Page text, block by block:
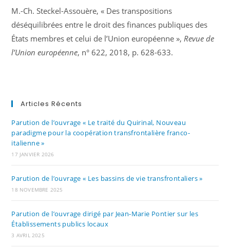
M.-Ch. Steckel-Assouère, « Des transpositions
déséquilibrées entre le droit des finances publiques des
États membres et celui de l’Union européenne »,Revue de
l’Union européenne, n° 622, 2018, p. 628-633.
Articles Récents
Parution de l’ouvrage « Le traité du Quirinal, Nouveau
paradigme pour la coopération transfrontalière franco-
italienne »
17 JANVIER 2026
Parution de l’ouvrage « Les bassins de vie transfrontaliers »
18 NOVEMBRE 2025
Parution de l’ouvrage dirigé par Jean-Marie Pontier sur les
Établissements publics locaux
3 AVRIL 2025